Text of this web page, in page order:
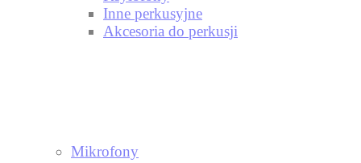
Inne perkusyjne
Akcesoria do perkusji
Mikrofony